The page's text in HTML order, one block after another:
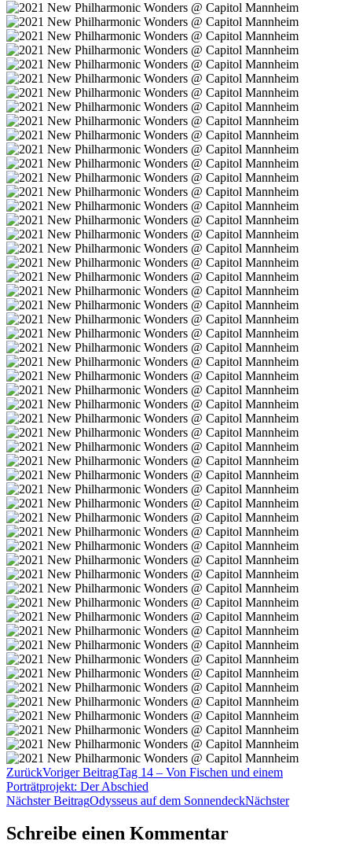
ZurückVoriger BeitragTag 14 – Von Fischen und einem
Porträtprojekt: Der Abschied
Nächster BeitragOdysseus auf dem SonnendeckNächster
Schreibe einen Kommentar